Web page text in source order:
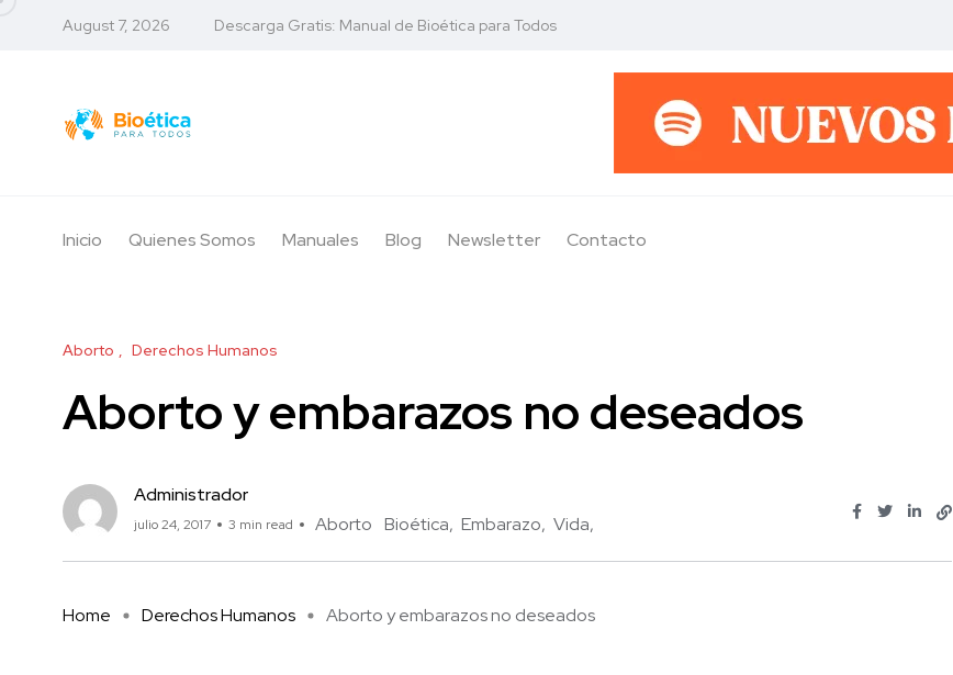
August 7, 2026 Descarga Gratis: Manual de Bioética para Todos
Inicio Quienes Somos Manuales Blog Newsletter Contacto
Aborto Derechos Humanos
Aborto y embarazos no deseados
Administrador
julio 24, 2017 3 min read Aborto Bioética Embarazo Vida
Home Derechos Humanos Aborto y embarazos no deseados